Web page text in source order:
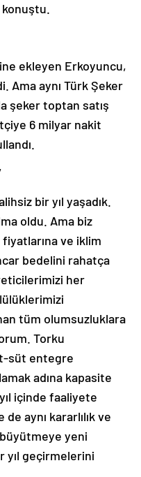
ekleyen Erkoyuncu,
Ama aynı Türk Şeker
şeker toptan satış
6 milyar nakit
bir yıl yaşadık.
oldu. Ama biz
ve iklim
bedelini rahatça
her
tüm olumsuzluklara
Torku
süt entegre
adına kapasite
yıl içinde faaliyete
aynı kararlılık ve
yeni
yıl geçirmelerini